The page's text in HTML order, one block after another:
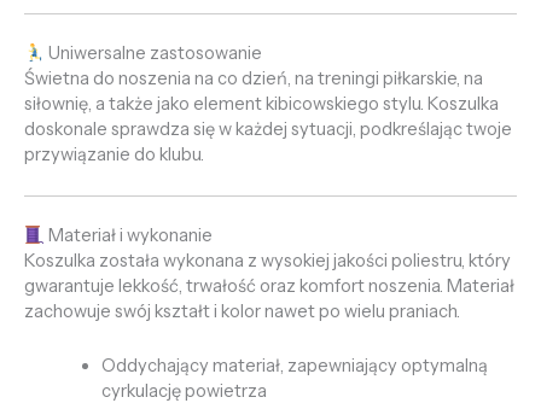
Uniwersalne zastosowanie
Świetna do noszenia na co dzień, na treningi piłkarskie, na
siłownię, a także jako element kibicowskiego stylu. Koszulka
doskonale sprawdza się w każdej sytuacji, podkreślając twoje
przywiązanie do klubu.
Materiał i wykonanie
Koszulka została wykonana z wysokiej jakości poliestru, który
gwarantuje lekkość, trwałość oraz komfort noszenia. Materiał
zachowuje swój kształt i kolor nawet po wielu praniach.
Oddychający materiał, zapewniający optymalną
cyrkulację powietrza